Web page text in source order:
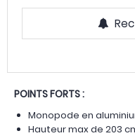
POINTS FORTS :
Monopode en
Hauteur max de 203